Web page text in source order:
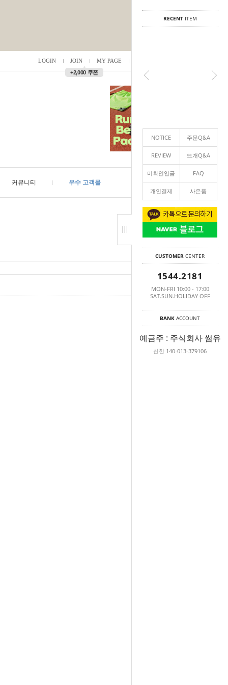
RECENTITEM
NOTICE 주문Q&A
REVIEW 뜨개Q&A
미확인입금 FAQ
개인결제 사은품
CUSTOMER CENTER
1544.2181
MON-FRI 10:00 - 17:00
SAT.SUN.HOLIDAY OFF
BANK ACCOUNT
예금주 : 주식회사 썸유
신한 140-013-379106
LOGIN JOIN
▲
+2,000 쿠폰
MY PAGE
커뮤니티 우수 고객몰
Hits :53095